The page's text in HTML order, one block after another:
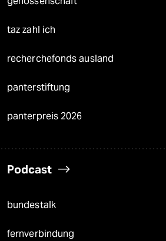
taz zahl ich
recherchefonds ausland
panterstiftung
panterpreis 2026
Podcast
bundestalk
fernverbindung